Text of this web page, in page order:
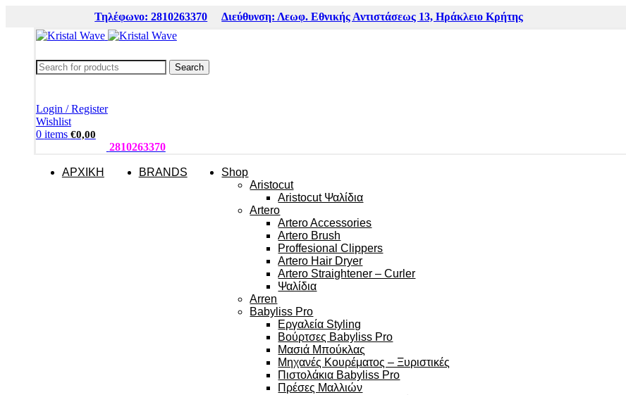
Τηλέφωνο: 2810263370 Διεύθυνση: Λεωφ. Εθνικής Αντιστάσεως 13, Ηράκλειο Κρήτης
Search
Login / Register
Wishlist
0 items €0,00
2810263370
ΑΡΧΙΚΗ BRANDS
Shop
Aristocut
Aristocut Ψαλίδια
Artero
Artero Accessories
Artero Brush
Proffesional Clippers
Artero Hair Dryer
Artero Straightener – Curler
Ψαλίδια
Arren
Babyliss Pro
Εργαλεία Styling
Βούρτσες Babyliss Pro
Μασιά Μπούκλας
Μηχανές Κουρέματος – Ξυριστικές
Πιστολάκια Babyliss Pro
Πρέσες Μαλλιών